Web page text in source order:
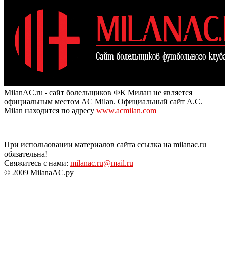
MilanAC.ru - сайт болельщиков ФК Милан не является
официальным местом AC Milan. Официальный сайт A.C.
Milan находится по адресу www.acmilan.com
При использовании материалов сайта ссылка на milanac.ru
обязательна!
Свяжитесь с нами: milanac.ru@mail.ru
© 2009 MilanaAC.ру